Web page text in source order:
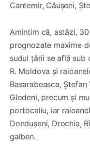
Cantemir, Căușeni,
Amintim că, astăzi,
prognozate maxime
sudul țării se află sub
R. Moldova și
Basarabeasca,
Glodeni, precum și
portocaliu, iar
Dondușeni, Drochia,
galben.